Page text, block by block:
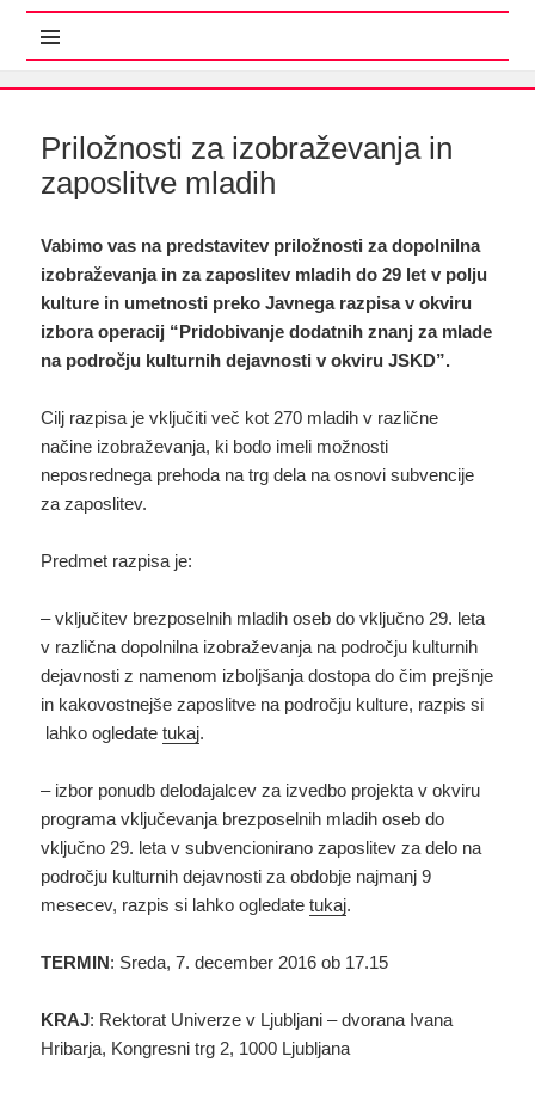
Priložnosti za izobraževanja in
zaposlitve mladih
Vabimo vas na predstavitev priložnosti za dopolnilna
izobraževanja in za zaposlitev mladih do 29 let v polju
kulture in umetnosti preko Javnega razpisa v okviru
izbora operacij “Pridobivanje dodatnih znanj za mlade
na področju kulturnih dejavnosti v okviru JSKD”.
Cilj razpisa je vključiti več kot 270 mladih v različne
načine izobraževanja, ki bodo imeli možnosti
neposrednega prehoda na trg dela na osnovi subvencije
za zaposlitev.
Predmet razpisa je:
– vključitev brezposelnih mladih oseb do vključno 29. leta
v različna dopolnilna izobraževanja na področju kulturnih
dejavnosti z namenom izboljšanja dostopa do čim prejšnje
in kakovostnejše zaposlitve na področju kulture, razpis si
lahko ogledatetukaj.
– izbor ponudb delodajalcev za izvedbo projekta v okviru
programa vključevanja brezposelnih mladih oseb do
vključno 29. leta v subvencionirano zaposlitev za delo na
področju kulturnih dejavnosti za obdobje najmanj 9
mesecev, razpis si lahko ogledatetukaj.
TERMIN: Sreda, 7. december 2016 ob 17.15
KRAJ: Rektorat Univerze v Ljubljani – dvorana Ivana
Hribarja, Kongresni trg 2, 1000 Ljubljana